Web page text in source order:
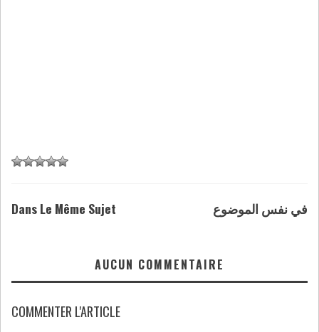
Dans Le Même Sujet في نفس الموضوع
AUCUN COMMENTAIRE
COMMENTER L'ARTICLE